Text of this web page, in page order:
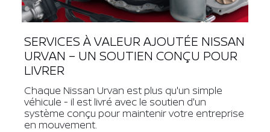
SERVICES À VALEUR AJOUTÉE NISSAN
URVAN – UN SOUTIEN CONÇU POUR
LIVRER
Chaque Nissan Urvan est plus qu'un simple
véhicule - il est livré avec le soutien d'un
système conçu pour maintenir votre entreprise
en mouvement.